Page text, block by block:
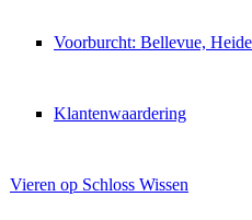
Voorburcht: Bellevue,
Klantenwaardering
Vieren op Schloss Wissen